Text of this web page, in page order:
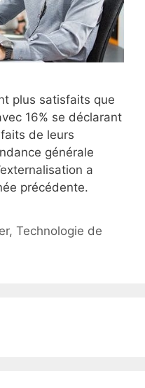
plus satisfaits que
16% se déclarant
de leurs
générale
a
précédente.
,Technologie de